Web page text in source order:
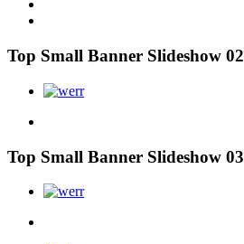
Top Small Banner Slideshow 02
Top Small Banner Slideshow 03